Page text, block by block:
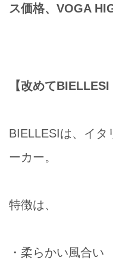
ス価格、VOGA
【改めて
BIELLESIは、イタ
ーカー。
特徴は、
・柔らかい風合い